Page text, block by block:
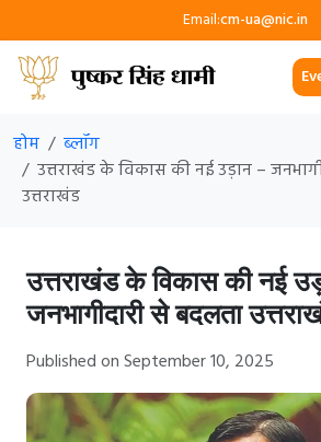
Email:cm-ua@nic.in
होम
ब्लॉग
उत्तराखंड के विकास की नई उड़ान –
उत्तराखंड
उत्तराखंड के विकास की नई
जनभागीदारी से बदलता
Published on September 10, 2025